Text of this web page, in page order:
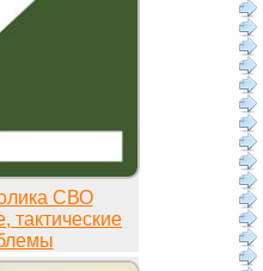
СВО
тактические